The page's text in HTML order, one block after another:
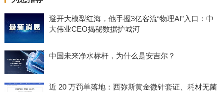
避开大模型红海，他手握3亿客流“物理AI”入口：中
大伟业CEO揭秘数据护城河
中国未来净水标杆，为什么是安吉尔？
近 20 万罚单落地：西弥斯黄金微针套证、耗材无菌